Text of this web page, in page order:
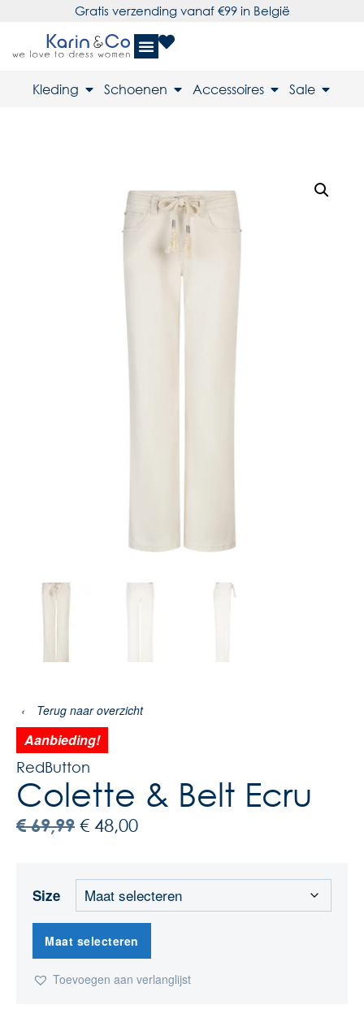
Gratis verzending vanaf €99 in België
Kleding Schoenen Accessoires Sale
‹ Terug naar overzicht
Aanbieding!
RedButton
Colette & Belt Ecru
€69,99 € 48,00
Size
Maat selecteren
Toevoegen aan verlanglijst